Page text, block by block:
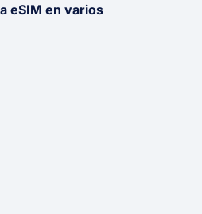
eSIM en varios